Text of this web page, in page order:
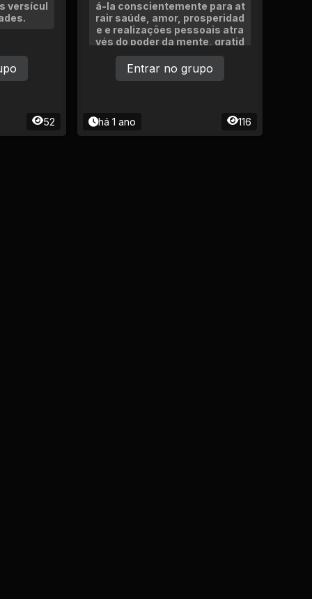
versícul
52
á-la conscientemente para at
rair saúde, amor, prosperidad
e e realizações pessoais atra
vés do poder da mente, gratid
ão e energia vibracional.
há 1 ano 116
Entrar no grupo